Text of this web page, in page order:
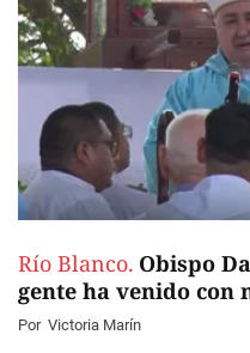
Río Blanco. Obispo
gente ha venido con
Por Victoria Marín